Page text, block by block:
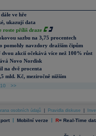
ve hře
ukazují data
roste příliš draze
sazbu na 3,75 procentech
pomohly navzdory dražším čipům
akcií očekává více než 100% růst
Novo Nordisk
na dvě procenta
mld. Kč, meziročně nižším
10 >>
osobních údajů Pravidla diskuse
| Mobilní verze | R= Real-Time